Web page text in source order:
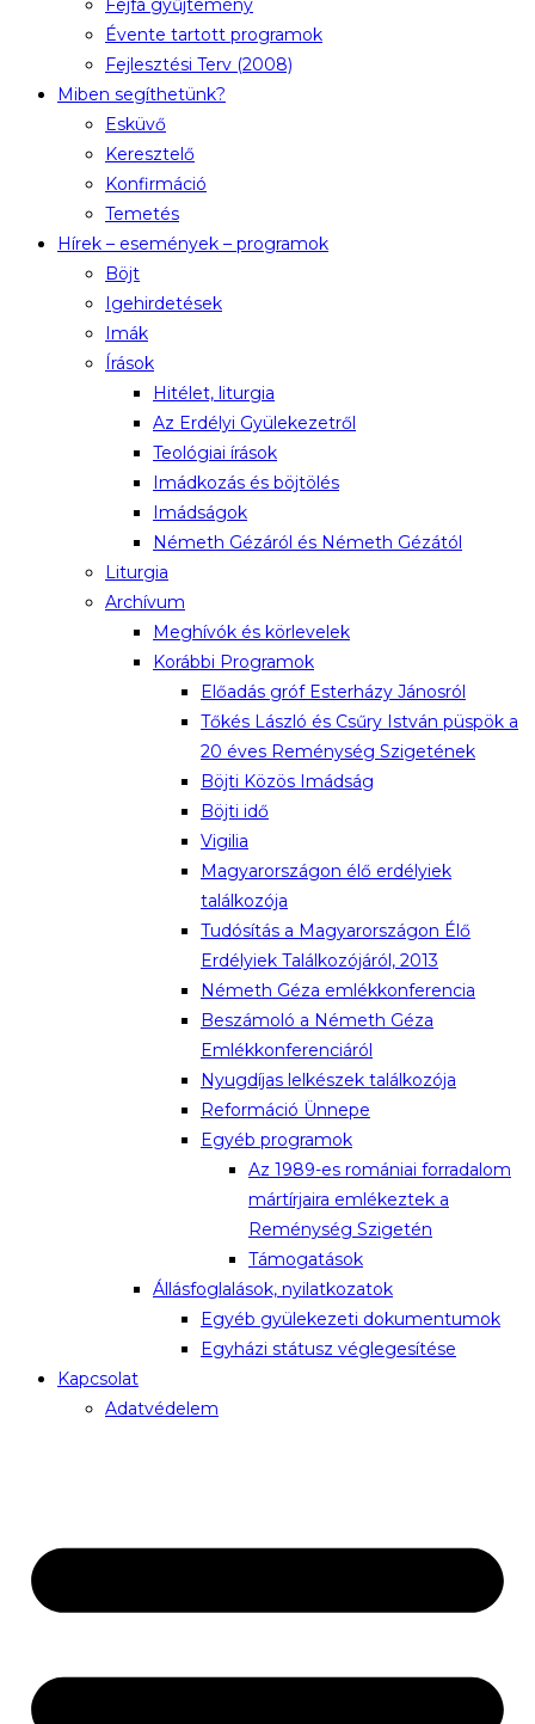
Fejfa gyűjtemény
Évente tartott programok
Fejlesztési Terv (2008)
Miben segíthetünk?
Esküvő
Keresztelő
Konfirmáció
Temetés
Hírek – események – programok
Böjt
Igehirdetések
Imák
Írások
Hitélet, liturgia
Az Erdélyi Gyülekezetről
Teológiai írások
Imádkozás és böjtölés
Imádságok
Németh Gézáról és Németh Gézától
Liturgia
Archívum
Meghívók és körlevelek
Korábbi Programok
Előadás gróf Esterházy Jánosról
Tőkés László és Csűry István püspök a
20 éves Reménység Szigetének
Böjti Közös Imádság
Böjti idő
Vigilia
Magyarországon élő erdélyiek
találkozója
Tudósítás a Magyarországon Élő
Erdélyiek Találkozójáról, 2013
Németh Géza emlékkonferencia
Beszámoló a Németh Géza
Emlékkonferenciáról
Nyugdíjas lelkészek találkozója
Reformáció Ünnepe
Egyéb programok
Az 1989-es romániai forradalom
mártírjaira emlékeztek a
Reménység Szigetén
Támogatások
Állásfoglalások, nyilatkozatok
Egyéb gyülekezeti dokumentumok
Egyházi státusz véglegesítése
Kapcsolat
Adatvédelem